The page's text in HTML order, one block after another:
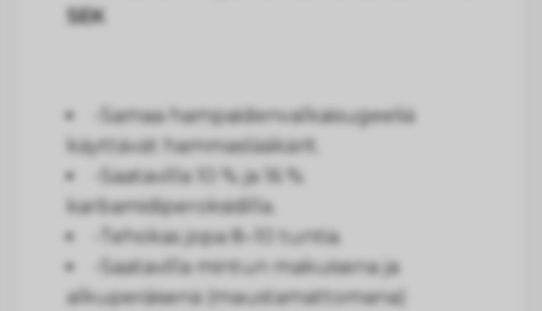
SEK
-Samaa hampaidenvalkaisugeeliä
käyttävät hammaslääkärit.
-Saatavilla 10 % ja 16 %
karbamidiperoksidilla.
-Tehokas jopa 8–10 tuntia.
-Saatavilla mintun makuisena ja
alkuperäisenä (maustamattomana)